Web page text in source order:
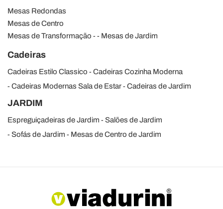
Mesas Redondas
Mesas de Centro
Mesas de Transformação
Mesas de Jardim
Cadeiras
Cadeiras Estilo Classico
Cadeiras Cozinha Moderna
Cadeiras Modernas Sala de Estar
Cadeiras de Jardim
JARDIM
Espreguiçadeiras de Jardim
Salões de Jardim
Sofás de Jardim
Mesas de Centro de Jardim